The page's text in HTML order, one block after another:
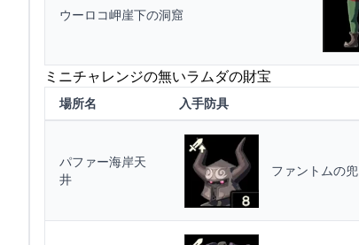
ウーロコ岬崖下の洞窟
ミニチャレンジの無いラムダの財宝
場所名 入手防具
パファー海岸天
井
ファントムの兜